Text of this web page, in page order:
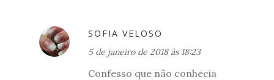
SOFIA VELOSO
5 de janeiro de 2018 às 18:23
Confesso que não conhecia